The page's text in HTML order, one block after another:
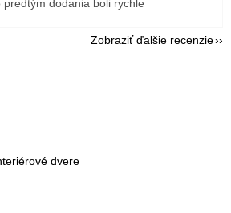
dodania boli rychle
Zobraziť ďalšie recenzie
dvere